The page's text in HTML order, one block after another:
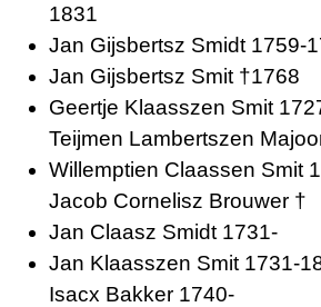
1831
Jan Gijsbertsz Smidt 1759-
Jan Gijsbertsz Smit †1768
Geertje Klaasszen Smit
Teijmen Lambertszen
Willemptien Claassen Smit
Jacob Cornelisz Brouwer †
Jan Claasz Smidt 1731-
Jan Klaasszen Smit 1731-
Isacx Bakker 1740-